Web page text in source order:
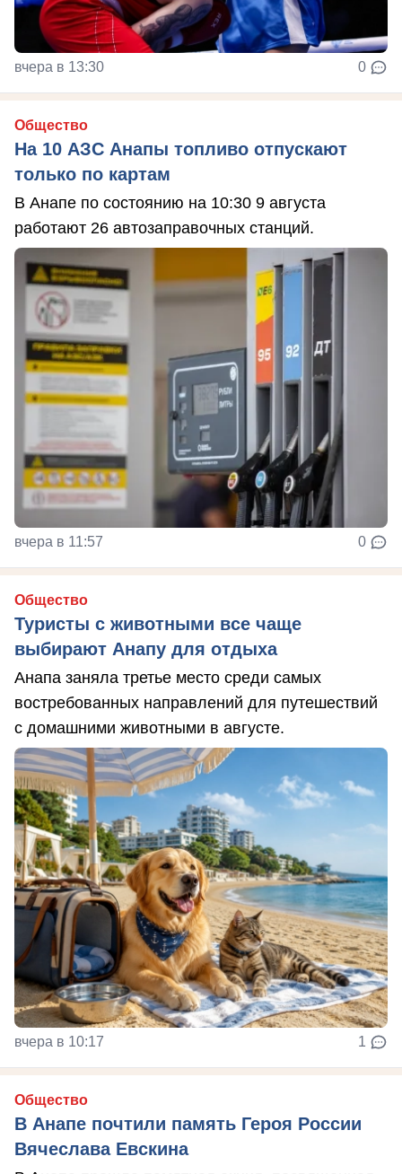
вчера в 13:30 0
Общество
На 10 АЗС Анапы топливо отпускают
только по картам
В Анапе по состоянию на 10:30 9 августа
работают 26 автозаправочных станций.
вчера в 11:57 0
Общество
Туристы с животными все чаще
выбирают Анапу для отдыха
Анапа заняла третье место среди самых
востребованных направлений для путешествий
с домашними животными в августе.
вчера в 10:17 1
Общество
В Анапе почтили память Героя России
Вячеслава Евскина